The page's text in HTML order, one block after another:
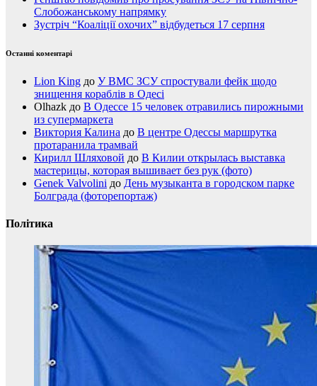
Слобожанському напрямку
Зустріч “Коаліції охочих” відбудеться 17 серпня
Останні коментарі
Lion King до У ВМС ЗСУ спростували фейк щодо
знищення кораблів в Одесі
Olhazk до В Одессе 15 человек отравились пирожными
из супермаркета
Виктория Калина до В центре Одессы маршрутка
протаранила трамвай
Кирилл Шляховой до В Килии открылась выставка
мастерицы, которая вышивает без рук (фото)
Genek Valvolini до День музыканта в городском парке
Болграда (фоторепортаж)
Політика